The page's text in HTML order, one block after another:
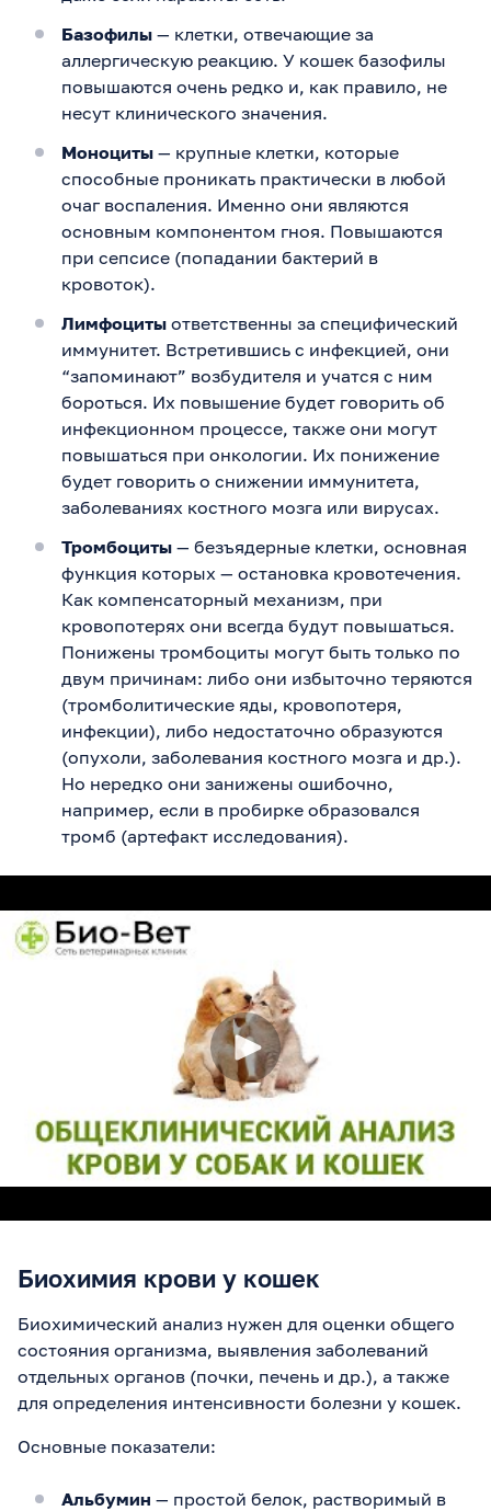
Базофилы — клетки, отвечающие за
аллергическую реакцию. У кошек базофилы
повышаются очень редко и, как правило, не
несут клинического значения.
Моноциты — крупные клетки, которые
способные проникать практически в любой
очаг воспаления. Именно они являются
основным компонентом гноя. Повышаются
при сепсисе (попадании бактерий в
кровоток).
Лимфоциты ответственны за специфический
иммунитет. Встретившись с инфекцией, они
“запоминают” возбудителя и учатся с ним
бороться. Их повышение будет говорить об
инфекционном процессе, также они могут
повышаться при онкологии. Их понижение
будет говорить о снижении иммунитета,
заболеваниях костного мозга или вирусах.
Тромбоциты — безъядерные клетки, основная
функция которых — остановка кровотечения.
Как компенсаторный механизм, при
кровопотерях они всегда будут повышаться.
Понижены тромбоциты могут быть только по
двум причинам: либо они избыточно теряются
(тромболитические яды, кровопотеря,
инфекции), либо недостаточно образуются
(опухоли, заболевания костного мозга и др.).
Но нередко они занижены ошибочно,
например, если в пробирке образовался
тромб (артефакт исследования).
Биохимия крови у кошек
Биохимический анализ нужен для оценки общего
состояния организма, выявления заболеваний
отдельных органов (почки, печень и др.), а также
для определения интенсивности болезни у кошек.
Основные показатели:
Альбумин — простой белок, растворимый в